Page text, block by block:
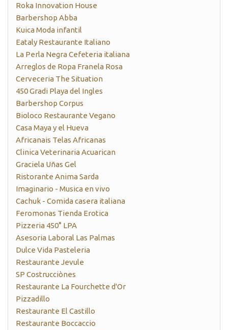
Roka Innovation House
Barbershop Abba
Kuica Moda infantil
Eataly Restaurante Italiano
La Perla Negra Cefeteria italiana
Arreglos de Ropa Franela Rosa
Cerveceria The Situation
450 Gradi Playa del Ingles
Barbershop Corpus
Bioloco Restaurante Vegano
Casa Maya y el Hueva
Africanais Telas Africanas
Clinica Veterinaria Acuarican
Graciela Uñas Gel
Ristorante Anima Sarda
Imaginario - Musica en vivo
Cachuk - Comida casera italiana
Feromonas Tienda Erotica
Pizzeria 450° LPA
Asesoria Laboral Las Palmas
Dulce Vida Pasteleria
Restaurante Jevule
SP Costrucciònes
Restaurante La Fourchette d'Or
Pizzadillo
Restaurante El Castillo
Restaurante Boccaccio